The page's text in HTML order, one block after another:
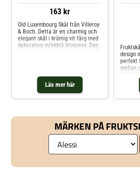
163 kr
Läs mer här
Old Luxembourg Skål från Villeroy
& Boch. Detta är en charmig och
elegant skål i krämig vit färg med
dekorativa mörkblå blommor. Den
som är en av Villeroy & Boch mest
klassiska serviser. Är tillverkad av
premiumporslin och tål både
design
perfekt
mellan
artikel
med en
MÄRKEN PÅ